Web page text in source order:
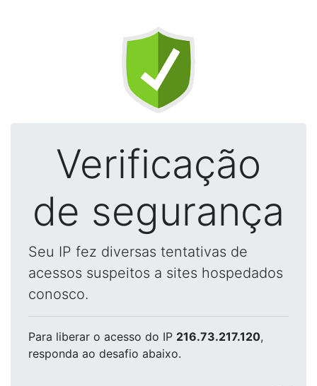
Verificação
de segurança
Seu IP fez diversas tentativas de
acessos suspeitos a sites hospedados
conosco.
Para liberar o acesso do IP 216.73.217.120,
responda ao desafio abaixo.